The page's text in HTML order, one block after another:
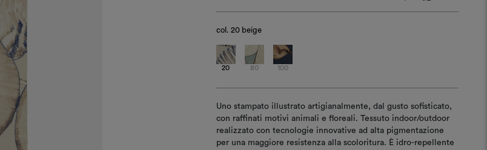
col. 20 beige
20 80 100
Uno stampato illustrato artigianalmente, dal gusto sofisticato,
con raffinati motivi animali e floreali. Tessuto indoor/outdoor
realizzato con tecnologie innovative ad alta pigmentazione
per una maggiore resistenza alla scoloritura. È idro-repellente